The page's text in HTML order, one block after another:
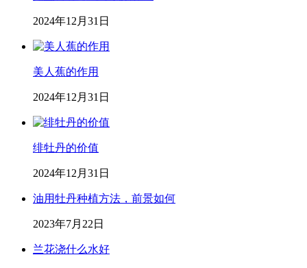
2024年12月31日
美人蕉的作用
2024年12月31日
绯牡丹的价值
2024年12月31日
油用牡丹种植方法，前景如何
2023年7月22日
兰花浇什么水好